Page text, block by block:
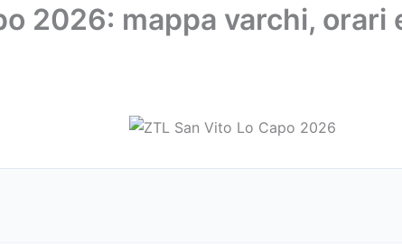
2026: mappa varchi,